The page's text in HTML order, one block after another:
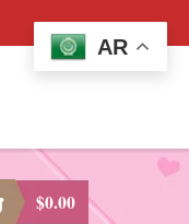
$0.00
AR